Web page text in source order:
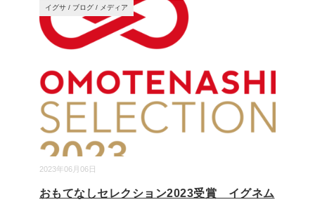
2023年06月06日
イグサ / ブログ / メディア
おもてなしセレクション2023受賞 イグネム